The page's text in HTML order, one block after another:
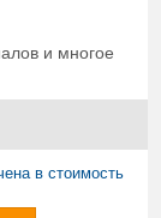
и многое
в стоимость